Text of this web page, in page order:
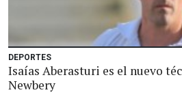
DEPORTES
Isaías Aberasturi es el nuevo
Newbery